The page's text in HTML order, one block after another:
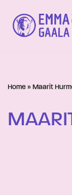
Siirry
suoraan
Home » Maarit